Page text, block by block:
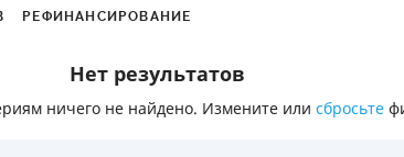
ПОДБОР
РЕФИНАНСИРОВАНИЕ
Нет результатов
ничего не найдено. Измените или сбросьте